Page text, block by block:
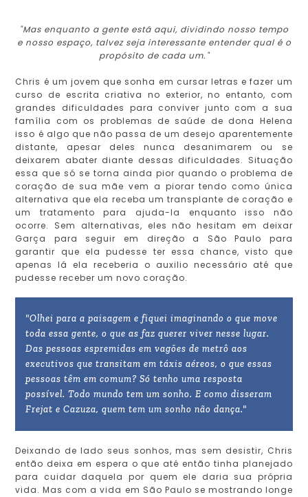
"Mas enquanto a gente está aqui, dividindo nosso tempo
e nosso espaço, talvez seja interessante entender qual é o
propósito de cada um."
Chris é um jovem que sonha em cursar letras e fazer um
curso de escrita criativa no exterior, no entanto, com
grandes dificuldades para conviver junto com a sua
família com os problemas de saúde de dona Helena
isso é algo que não passa de um desejo aparentemente
distante, apesar deles nunca desanimarem ou se
deixarem abater diante dessas dificuldades. Situação
essa que só se torna ainda pior quando o problema de
coração de sua mãe vem a piorar tendo como única
alternativa que ela receba um transplante de coração e
um tratamento para ajuda-la enquanto isso não
ocorre. Sem alternativas, eles não hesitam em deixar
Garça para seguir em direção a São Paulo para
garantir que ela pudesse ter essa chance, visto que
apenas lá ela receberia o auxilio necessário até que
pudesse receber um novo coração.
"Olhei para a paisagem e fiquei imaginando o que move
toda essa gente, o que as faz querer viver nesse lugar.
Das pessoas espremidas em vagões de metrô aos
executivos que transitam em táxis aéreos, o que essas
pessoas têm em comum? Só tenho uma resposta
possível. Todo mundo tem um sonho. E como disseram
Frejat e Cazuza, quem tem um sonho não dança."
Deixando de lado seus sonhos, mas sem desistir, Chris
então deixa em espera o que até então tinha planejado
para cuidar daquela por quem ele daria sua própria
vida. Mas com a vida em São Paulo se mostrando longe